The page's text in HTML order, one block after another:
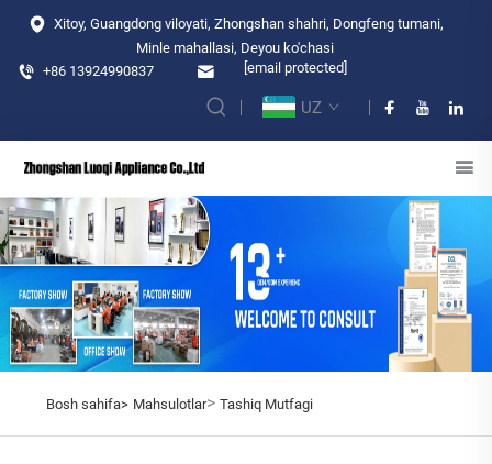
Xitoy, Guangdong viloyati, Zhongshan shahri, Dongfeng tumani,
Minle mahallasi, Deyou ko'chasi
+86 13924990837
[email protected]
UZ
Bosh sahifa> Mahsulotlar> Tashiq Mutfagi